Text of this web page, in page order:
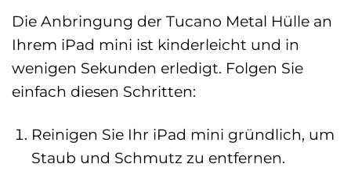
Die Anbringung der Tucano Metal Hülle an
Ihrem iPad mini ist kinderleicht und in
wenigen Sekunden erledigt. Folgen Sie
einfach diesen Schritten:
Reinigen Sie Ihr iPad mini gründlich, um
Staub und Schmutz zu entfernen.